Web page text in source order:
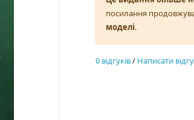
посилання
моделі.
0 відгуків/ Написати